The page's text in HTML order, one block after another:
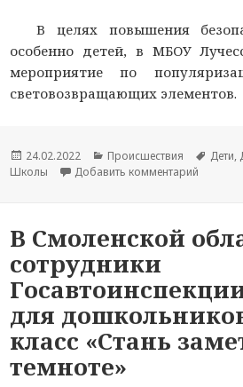
В целях повышения
особенно детей, в МБОУ
мероприятие по
световозвращающих элементов.
Опубликовано
24.02.2022 Рубрики
Происшествия Метки
Дети,
Школы
Добавить комментарий
В Смоленской
сотрудники
для
класс «Стань
темноте»